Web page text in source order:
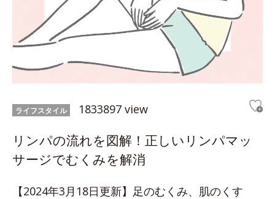
ライフスタイル 1833897 view
リンパの流れを図解！正しいリンパマッ
サージでむくみを解消
【2024年3月18日更新】足のむくみ、肌のくす